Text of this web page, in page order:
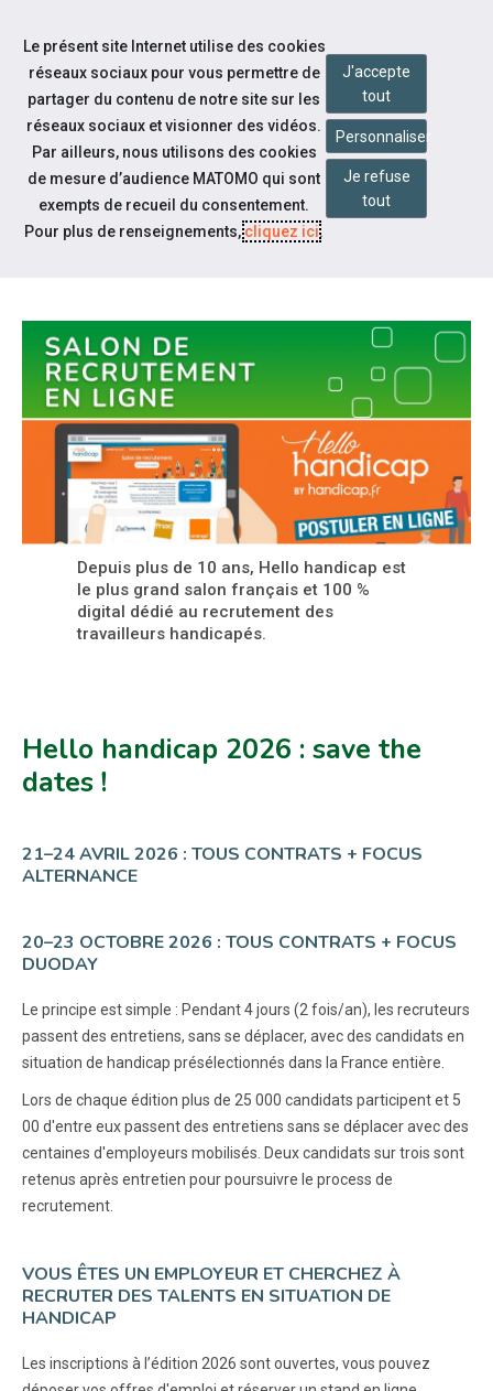
Aller au contenu
Notre actualité
HELLO HANDICAP : RENDEZ-
Depuis plus de 10 ans, Hello handicap est
le plus grand salon français et 100 %
digital dédié au recrutement des
travailleurs handicapés.
Hello handicap 2026 : save the
dates !
21–24 AVRIL 2026 : TOUS CONTRATS + FOCUS
ALTERNANCE
20–23 OCTOBRE 2026 : TOUS CONTRATS + FOCUS
DUODAY
Le principe est simple : Pendant 4 jours (2 fois/an), les recruteurs
passent des entretiens, sans se déplacer, avec des candidats en
situation de handicap présélectionnés dans la France entière.
Lors de chaque édition plus de 25 000 candidats participent et 5
00 d'entre eux passent des entretiens sans se déplacer avec des
centaines d'employeurs mobilisés. Deux candidats sur trois sont
retenus après entretien pour poursuivre le process de
recrutement.
VOUS ÊTES UN EMPLOYEUR ET CHERCHEZ À
RECRUTER DES TALENTS EN SITUATION DE
HANDICAP
Les inscriptions à l’édition 2026 sont ouvertes, vous pouvez
Le présent site Internet utilise des cookies
réseaux sociaux pour vous permettre de
partager du contenu de notre site sur les
réseaux sociaux et visionner des vidéos.
Par ailleurs, nous utilisons des cookies
de mesure d’audience MATOMO qui sont
exempts de recueil du consentement.
Pour plus de renseignements,cliquez ici.
J'accepte
tout
Personnaliser
Je refuse
tout